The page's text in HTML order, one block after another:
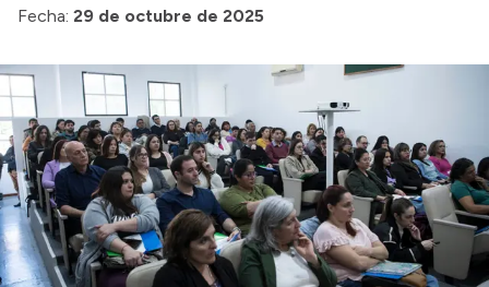
Login
Fecha: 29 de octubre de 2025